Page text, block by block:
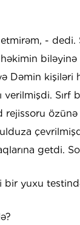
- dedi.
Dəmin kişiləri
verilmişdi. Sırf
rejissoru
getdi.
bir yuxu